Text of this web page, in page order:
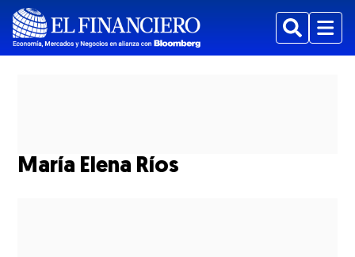
BuscarMenu
María Elena Ríos